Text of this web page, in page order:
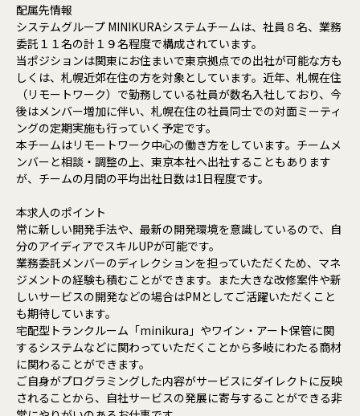
配属先情報
システムグループ MINIKURAシステムチームは、社員８名、業務
委託１１名の計１９名程度で構成されています。
当ポジションは関東にお住まいで東京拠点での出社が可能な方も
しくは、札幌近郊在住の方を対象としています。近年、札幌在住
（リモートワーク）で勤務している社員が数名入社しており、今
後はメンバー増加に伴い、札幌在住の社員同士での対面ミーティ
ングの定期実施も行っていく予定です。
本チームはリモートワーク中心の働き方をしています。チームメ
ンバーと相談・調整の上、東京本社へ出社することもあります
が、チームの月間の平均出社日数は1日程度です。
本求人のポイント
常に新しい開発手法や、最新の開発環境を意識しているので、自
分のアイディアでスキルUPが可能です。
業務委託メンバーのディレクションを担っていただくため、マネ
ジメントの経験も積むことができます。また大きな改修案件や新
しいサービスの開発などの場合はPMとしてご活躍いただくこと
も期待しています。
宅配型トランクルーム「minikura」やワイン・アート保管に関
するシステムなどに関わっていただくことから多岐にわたる商材
に関わることができます。
ご自身がプログラミングした内容がサービスにダイレクトに反映
されることから、自社サービスの発展に寄与することができる非